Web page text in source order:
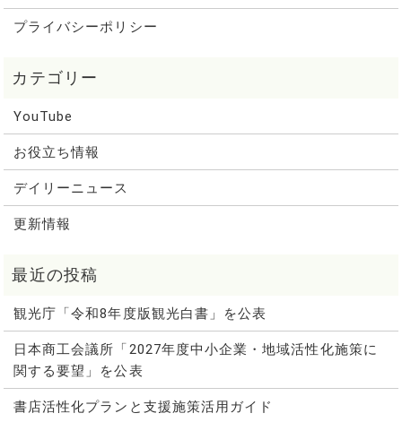
プライバシーポリシー
YouTube
お役立ち情報
デイリーニュース
更新情報
観光庁「令和8年度版観光白書」を公表
日本商工会議所「2027年度中小企業・地域活性化施策に
関する要望」を公表
書店活性化プランと支援施策活用ガイド